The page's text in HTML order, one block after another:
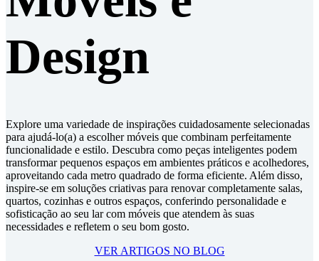
Design
Explore uma variedade de inspirações cuidadosamente selecionadas
para ajudá-lo(a) a escolher móveis que combinam perfeitamente
funcionalidade e estilo. Descubra como peças inteligentes podem
transformar pequenos espaços em ambientes práticos e acolhedores,
aproveitando cada metro quadrado de forma eficiente. Além disso,
inspire-se em soluções criativas para renovar completamente salas,
quartos, cozinhas e outros espaços, conferindo personalidade e
sofisticação ao seu lar com móveis que atendem às suas
necessidades e refletem o seu bom gosto.
VER ARTIGOS NO BLOG